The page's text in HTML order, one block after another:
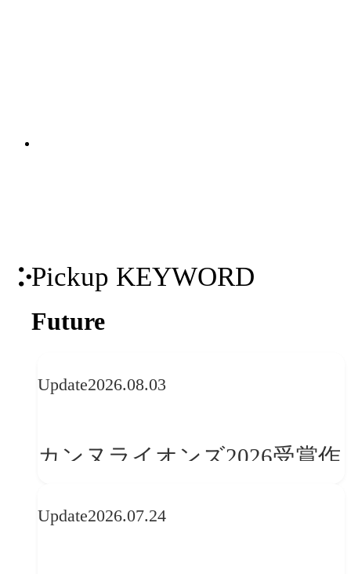
Pickup KEYWORD
Future
Update2026.08.03
カンヌライオンズ2026受賞作
──「優れたブランド体験」
Update2026.07.24